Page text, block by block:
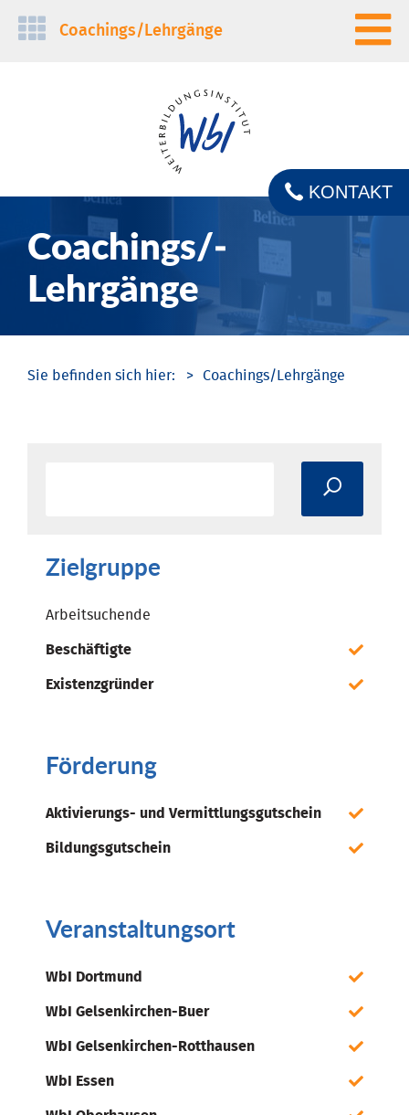
Navigation
Coachings/­Lehrgänge
Coachings/­
Lehrgänge
KONTAKT
Coachings/­Lehrgänge
Zielgruppe
Arbeitsuchende
Beschäftigte
Existenzgründer
Förderung
Aktivierungs- und Vermittlungsgutschein
Bildungsgutschein
Veranstaltungsort
WbI Dortmund
WbI Gelsenkirchen-Buer
WbI Gelsenkirchen-Rotthausen
WbI Essen